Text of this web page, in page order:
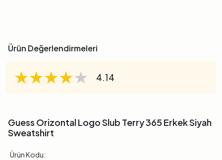
Ürün Değerlendirmeleri
★★★★★
★★★★★
★★★★★ 4.14
Guess Orizontal Logo Slub Terry 365 Erkek Siyah
Sweatshirt
Ürün Kodu: